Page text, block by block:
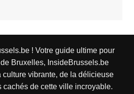
! Votre guide ultime pour
Bruxelles, InsideBrussels.be
culture vibrante, de la délicieuse
cachés de cette ville incroyable.